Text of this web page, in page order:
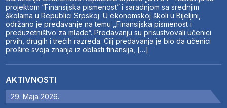
projektom “Finansijska pismenost” i saradnjom sa srednjim
školama u Republici Srpskoj. U ekonomskoj školi u Bijeljini,
održano je predavanje na temu „Finansijska pismenost i
preduzetništvo za mlade“. Predavanju su prisustvovali učenici
prvih, drugih i trećih razreda. Cilj predavanja je bio da učenici
prošire svoja znanja iz oblasti finansija, […]
AKTIVNOSTI
29. Maja 2026.